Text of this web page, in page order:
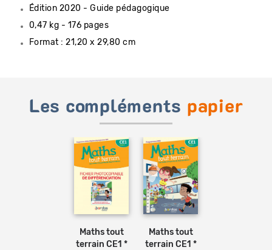
Édition 2020 - Guide pédagogique
0,47 kg - 176 pages
Format : 21,20 x 29,80 cm
Les compléments papier
Ajouter
au
Maths tout
terrain CE1 *
Ajouter
au
Maths tout
terrain CE1 *